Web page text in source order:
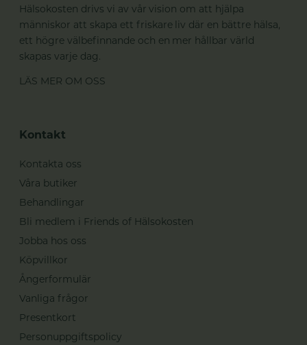
Hälsokosten drivs vi av vår vision om att hjälpa
människor att skapa ett friskare liv där en bättre hälsa,
ett högre välbefinnande och en mer hållbar värld
skapas varje dag.
LÄS MER OM OSS
Kontakt
Kontakta oss
Våra butiker
Behandlingar
Bli medlem i Friends of Hälsokosten
Jobba hos oss
Köpvillkor
Ångerformulär
Vanliga frågor
Presentkort
Personuppgiftspolicy